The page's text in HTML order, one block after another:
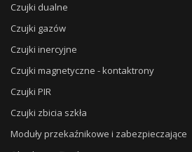
Czujki dualne
Czujki gazów
Czujki inercyjne
Czujki magnetyczne - kontaktrony
Czujki PIR
Czujki zbicia szkła
Moduły przekaźnikowe i zabezpieczające